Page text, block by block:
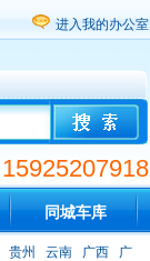
进入我的办公室
15925207918
同城车库
贵州 云南 广西
广